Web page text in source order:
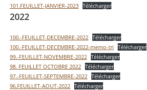
101.FEUILLET-JANVIER-2023 Télécharger
2022
100.-FEUILLET-DECEMBRE-2022 Télécharger
100.-FEUILLET-DECEMBRE-2022-memo-tri
Télécharger
99.-FEUILLET-NOVEMBRE-2022 Télécharger
98. FEUILLET OCTOBRE 2022 Télécharger
97.-FEUILLET-SEPTEMBRE-2022 Télécharger
96.FEUILLET-AOUT-2022 Télécharger